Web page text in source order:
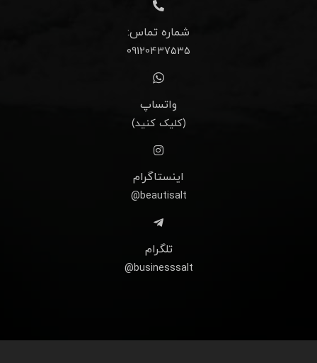
شماره تماس:
09120437535
واتساپ
(کلیک کنید)
اینستاگرام
beautisalt@
تلگرام
businesssalt@